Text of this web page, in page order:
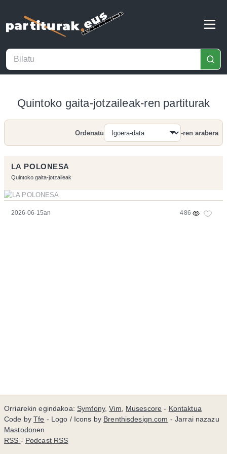
Quintoko gaita-jotzaileak-ren partiturak
Bilatu
Ordenatu -ren arabera
LA POLONESA
Quintoko gaita-jotzaileak
2026-06-15an 486
Orriarekin egindakoa: Symfony,Vim, Musescore - Kontaktua
Code byTfe - Logo / Icons by Brenthisdesign.com - Jarrai nazazu
Mastodonen
RSS - Podcast RSS